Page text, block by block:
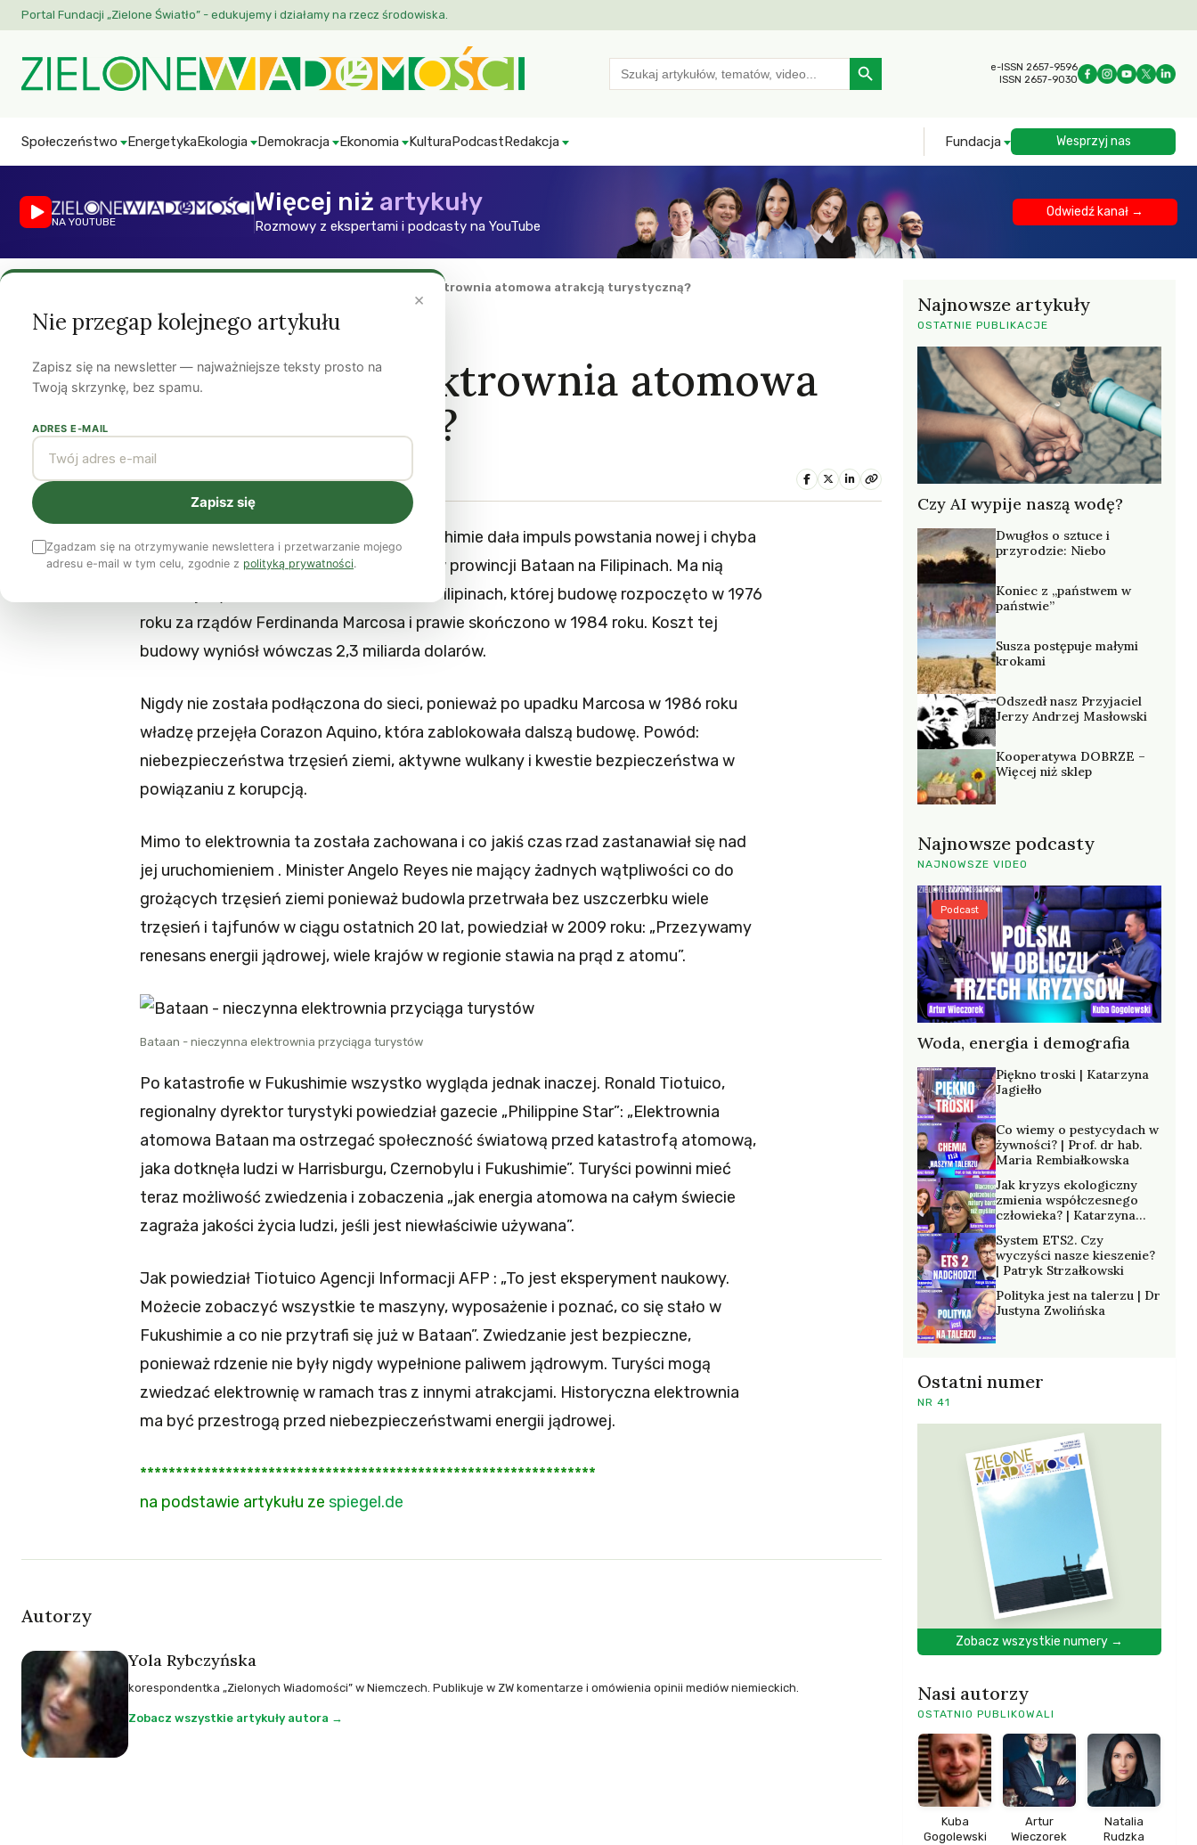
Portal Fundacji „Zielone Światło” - edukujemy i działamy na rzecz środowiska.
Search
for:
Search Button
e-ISSN 2657-9596
ISSN 2657-9030
Społeczeństwo EnergetykaEkologia Demokracja Ekonomia KulturaPodcastRedakcja Fundacja Wesprzyj nas
NA YOUTUBE
Więcej niż artykuły
Rozmowy z ekspertami i podcasty na YouTube
Odwiedź kanał →
Nieuruchomiona elektrownia atomowa atrakcją turystyczną?
ATOM STOP Energetyka Sport i turystyka ZW
Nieuruchomiona elektrownia atomowa
atrakcją turystyczną?
Yola Rybczyńska14 czerwca 20112 min czytania
Katastrofa elektrowni atomowej w Fukushimie dała impuls powstania nowej i chyba
jedynej na świecie atrakcji turystycznej w prowincji Bataan na Filipinach. Ma nią
zostać jedyna elektrownia atomowa na Filipinach, której budowę rozpoczęto w 1976
roku za rządów Ferdinanda Marcosa i prawie skończono w 1984 roku. Koszt tej
budowy wyniósł wówczas 2,3 miliarda dolarów.
Nigdy nie została podłączona do sieci, ponieważ po upadku Marcosa w 1986 roku
władzę przejęła Corazon Aquino, która zablokowała dalszą budowę. Powód:
niebezpieczeństwa trzęsień ziemi, aktywne wulkany i kwestie bezpieczeństwa w
powiązaniu z korupcją.
Mimo to elektrownia ta została zachowana i co jakiś czas rzad zastanawiał się nad
jej uruchomieniem . Minister Angelo Reyes nie mający żadnych wątpliwości co do
grożących trzęsień ziemi ponieważ budowla przetrwała bez uszczerbku wiele
trzęsień i tajfunów w ciągu ostatnich 20 lat, powiedział w 2009 roku: „Przezywamy
renesans energii jądrowej, wiele krajów w regionie stawia na prąd z atomu”.
Bataan - nieczynna elektrownia przyciąga turystów
Po katastrofie w Fukushimie wszystko wygląda jednak inaczej. Ronald Tiotuico,
regionalny dyrektor turystyki powiedział gazecie „Philippine Star”: „Elektrownia
atomowa Bataan ma ostrzegać społeczność światową przed katastrofą atomową,
jaka dotknęła ludzi w Harrisburgu, Czernobylu i Fukushimie”. Turyści powinni mieć
teraz możliwość zwiedzenia i zobaczenia „jak energia atomowa na całym świecie
zagraża jakości życia ludzi, jeśli jest niewłaściwie używana”.
Jak powiedział Tiotuico Agencji Informacji AFP : „To jest eksperyment naukowy.
Możecie zobaczyć wszystkie te maszyny, wyposażenie i poznać, co się stało w
Fukushimie a co nie przytrafi się już w Bataan”. Zwiedzanie jest bezpieczne,
ponieważ rdzenie nie były nigdy wypełnione paliwem jądrowym. Turyści mogą
zwiedzać elektrownię w ramach tras z innymi atrakcjami. Historyczna elektrownia
ma być przestrogą przed niebezpieczeństwami energii jądrowej.
****************************************************************
na podstawie artykułu ze spiegel.de
Autorzy
Yola Rybczyńska
korespondentka „Zielonych Wiadomości” w Niemczech. Publikuje w ZW komentarze i omówienia opinii mediów niemieckich.
Zobacz wszystkie artykuły autora →
Najnowsze artykuły
OSTATNIE PUBLIKACJE
Czy AI wypije naszą wodę?
Dwugłos o sztuce i
przyrodzie: Niebo
Koniec z „państwem w
państwie”
Susza postępuje małymi
krokami
Odszedł nasz Przyjaciel
Jerzy Andrzej Masłowski
Kooperatywa DOBRZE –
Więcej niż sklep
Najnowsze podcasty
NAJNOWSZE VIDEO
Woda, energia i demografia
Podcast
Piękno troski | Katarzyna
Jagiełło
Co wiemy o pestycydach w
żywności? | Prof. dr hab.
Maria Rembiałkowska
Jak kryzys ekologiczny
zmienia współczesnego
człowieka? | Katarzyna
System ETS2. Czy
wyczyści nasze kieszenie?
| Patryk Strzałkowski
Polityka jest na talerzu | Dr
Justyna Zwolińska
Ostatni numer
NR 41
Zobacz wszystkie numery →
Nasi autorzy
OSTATNIO PUBLIKOWALI
Kuba
Gogolewski
Artur
Wieczorek
Natalia
Rudzka
×
Nie przegap kolejnego artykułu
Zapisz się na newsletter — najważniejsze teksty prosto na
Twoją skrzynkę, bez spamu.
ADRES E-MAIL
Zapisz się
Zgadzam się na otrzymywanie newslettera i przetwarzanie mojego
adresu e-mail w tym celu, zgodnie z polityką prywatności.